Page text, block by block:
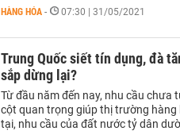
HÀNG HÓA - 07:30 | 31/05/2021
Trung Quốc siết tín dụng, đà
sắp dừng lại?
Từ đầu năm đến nay, nhu cầu chưa
cột quan trọng giúp thị trường hàng
tại, nhu cầu của đất nước tỷ dân